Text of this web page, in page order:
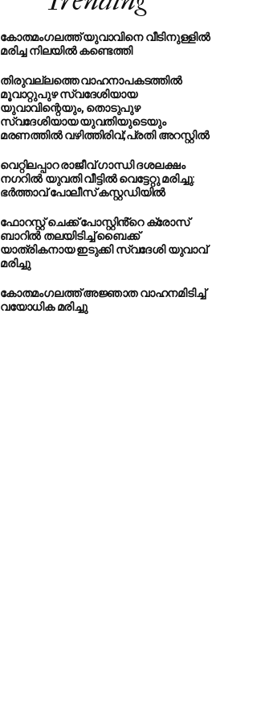
കോതമംഗലത്ത് യുവാവിനെ വീടിനുള്ളിൽ
മരിച്ച നിലയിൽ കണ്ടെത്തി
തിരുവല്ലത്തെ വാഹനാപകടത്തില്‍
മൂവാറ്റുപുഴ സ്വദേശിയായ
യുവാവിന്റെയും, തൊടുപുഴ
സ്വദേശിയായ യുവതിയുടെയും
മരണത്തില്‍ വഴിത്തിരിവ്;പ്രതി അറസ്റ്റില്‍
വെറ്റിലപ്പാറ രാജീവ് ഗാന്ധി ദശലക്ഷം
നഗറിൽ യുവതി വീട്ടിൽ വെട്ടേറ്റു മരിച്ചു:
ഭർത്താവ് പോലീസ് കസ്റ്റഡിയിൽ
ഫോറസ്റ്റ് ചെക്ക് പോസ്റ്റിൻ്റെ ക്രോസ്
ബാറില്‍ തലയിടിച്ച് ബൈക്ക്
യാത്രികനായ ഇടുക്കി സ്വദേശി യുവാവ്
മരിച്ചു
കോതമംഗലത്ത് അജ്ഞാത വാഹനമിടിച്ച്
വയോധിക മരിച്ചു